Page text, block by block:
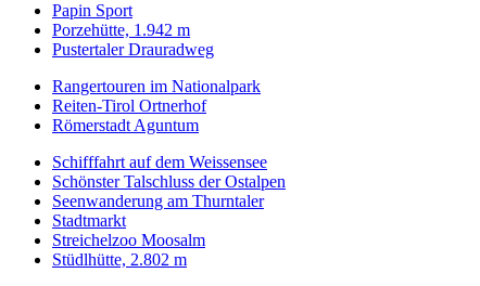
Papin Sport
Porzehütte, 1.942 m
Pustertaler Drauradweg
Rangertouren im Nationalpark
Reiten-Tirol Ortnerhof
Römerstadt Aguntum
Schifffahrt auf dem Weissensee
Schönster Talschluss der Ostalpen
Seenwanderung am Thurntaler
Stadtmarkt
Streichelzoo Moosalm
Stüdlhütte, 2.802 m